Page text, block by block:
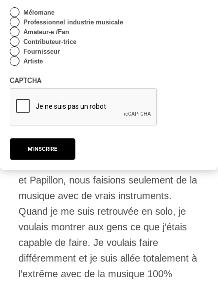
l’album. J’avais l’impression qu’elle
comprenait d’où je venais et ce que je
voulais dire.
PAN M 360 : Avec cet album, vous
vouliez retourner à un style de
production plus organique
et Papillon, nous faisions seulement de la
musique avec de vrais instruments.
Quand je me suis retrouvée en solo, je
voulais montrer aux gens ce que j’étais
capable de faire. Je voulais faire
différemment et je suis allée totalement à
l’extrême avec de la musique 100%
Mélomane
Professionnel industrie musicale
Amateur-e /Fan
Contributeur-trice
Fournisseur
Artiste
CAPTCHA
M'INSCRIRE